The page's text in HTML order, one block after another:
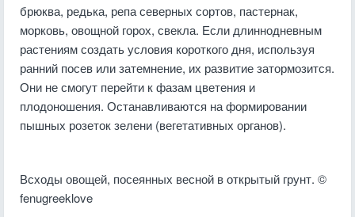
брюква, редька, репа северных сортов, пастернак,
морковь, овощной горох, свекла. Если длиннодневным
растениям создать условия короткого дня, используя
ранний посев или затемнение, их развитие затормозится.
Они не смогут перейти к фазам цветения и
плодоношения. Останавливаются на формировании
пышных розеток зелени (вегетативных органов).
Всходы овощей, посеянных весной в открытый грунт. ©
fenugreeklove